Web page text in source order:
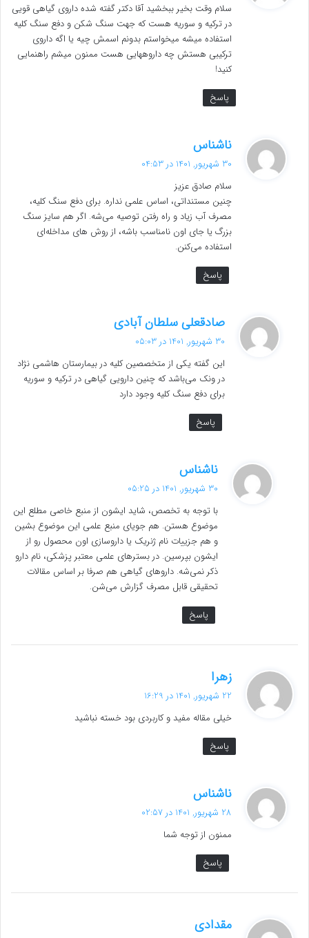
:
سلام وقت بخیر ببخشید آقا دکتر گفته شده داروی گیاهی قویی
در ترکیه و سوریه هست که جهت سنگ شکن و دفع سنگ کلیه
استفاده میشه میخواستم بدونم اسمش چیه یا اگه داروی
ترکیبی هستش چه داروههایی هست ممنون میشم راهنمایی
کنید!
پاسخ
ناشناس
:
30 شهریور, 1401 در 04:53
سلام صادق عزیز
چنین مستنداتی، اساس علمی نداره. برای دفع سنگ کلیه،
مصرف آب زیاد و راه رفتن توصیه می‌شه. اگر هم سایز سنگ
بزرگ یا جای اون نامناسب باشه، از روش های مداخله‌ای
استفاده می‌کنن.
پاسخ
صادقعلی سلطان آبادی
:
30 شهریور, 1401 در 05:03
این گفته یکی از متخصصین کلیه در بیمارستان هاشمی نژاد
در ونک می‌باشد که چنین دارویی گیاهی در ترکیه و سوریه
برای دفع سنگ کلیه وجود دارد
پاسخ
ناشناس
:
30 شهریور, 1401 در 05:25
با توجه به تخصص، شاید ایشون از منبع خاصی مطلع این
موضوع هستن. هم جویای منبع علمی این موضوع بشین
و هم جزییات نام ژنریک یا داروسازی اون محصول رو از
ایشون بپرسین. در بسترهای علمی معتبر پزشکی، نام دارو
ذکر نمی‌شه. داروهای گیاهی هم صرفا بر اساس مقالات
تحقیقی قابل مصرف گزارش می‌شن.
پاسخ
زهرا
ت
:
22 شهریور, 1401 در 16:29
خیلی مقاله مفید و کاربردی بود خسته نباشید
پاسخ
ناشناس
:
28 شهریور, 1401 در 02:57
ممنون از توجه شما
پاسخ
مقدادی